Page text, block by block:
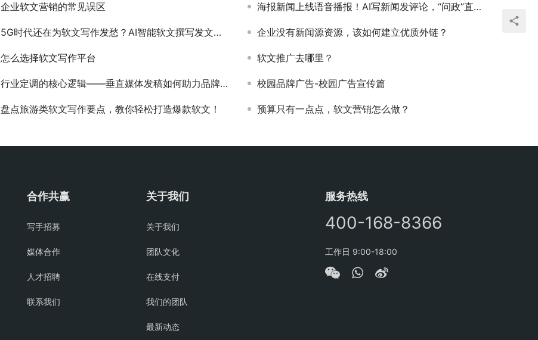
企业软文营销的常见误区 海报新闻上线语音播报！AI写新闻发评论，“问政”直通厅局长
5G时代还在为软文写作发愁？AI智能软文撰写发文系统让写作更简单 企业没有新闻源资源，该如何建立优质外链？
怎么选择软文写作平台 软文推广去哪里？
行业定调的核心逻辑——垂直媒体发稿如何助力品牌成为“行业标杆” 校园品牌广告-校园广告宣传篇
盘点旅游类软文写作要点，教你轻松打造爆款软文！ 预算只有一点点，软文营销怎么做？
合作共赢
写手招募
媒体合作
人才招聘
联系我们
关于我们
关于我们
团队文化
在线支付
我们的团队
最新动态
服务热线
400-168-8366
工作日 9:00-18:00